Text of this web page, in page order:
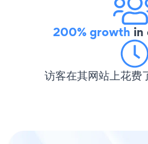
200% growth in
访客在其网站上花费